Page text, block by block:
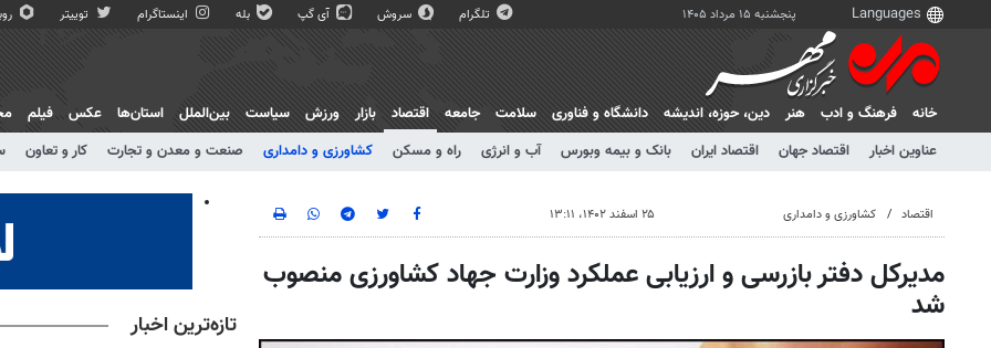
پنجشنبه ۱۵ مرداد ۱۴۰۵ تلگرام سروش آی گپ بله اینستاگرام توییتر
خانه فرهنگ و ادب هنر دين، حوزه، انديشه دانشگاه و فناوری سلامت جامعه
اقتصاد
عناوین اخبار
اقتصاد جهان اقتصاد ایران بانک و بیمه وبورس آب و انرژی راه و مسکن کشاورزی و دامداری صنعت و معدن و تجارت کار و تعاون
بازار ورزش سیاست بین‌الملل استان‌ها عکس فیلم
اقتصاد کشاورزی و دامداری ۲۵ اسفند ۱۴۰۲، ۱۳:۱۱
مدیرکل دفتر بازرسی و ارزیابی عملکرد وزارت جهاد کشاورزی منصوب
شد تازه‌ترین اخبار